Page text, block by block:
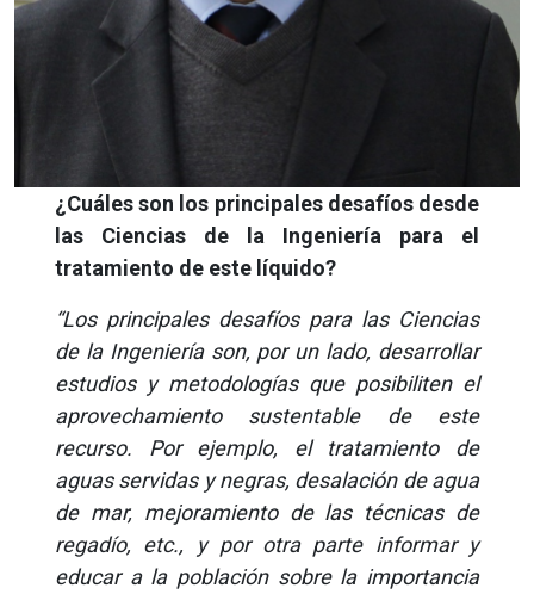
¿Cuáles son los principales desafíos desde
las Ciencias de la Ingeniería para el
tratamiento de este líquido?
“Los principales desafíos para las Ciencias
de la Ingeniería son, por un lado, desarrollar
estudios y metodologías que posibiliten el
aprovechamiento sustentable de este
recurso. Por ejemplo, el tratamiento de
aguas servidas y negras, desalación de agua
de mar, mejoramiento de las técnicas de
regadío, etc., y por otra parte informar y
educar a la población sobre la importancia